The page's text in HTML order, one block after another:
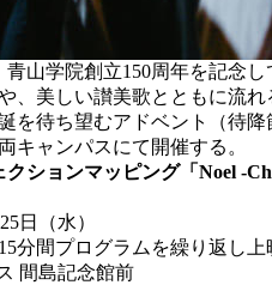
山学院創立150周年を記念
、美しい讃美歌とともに流
を待ち望むアドベント（待
キャンパスにて開催する。
ションマッピング「Noel -
日（水）
間プログラムを繰り返し上
間島記念館前